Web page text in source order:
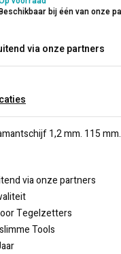
bij één van onze
via onze partners
1,2 mm. 115 mm.
via onze partners
Tegelzetters
Tools